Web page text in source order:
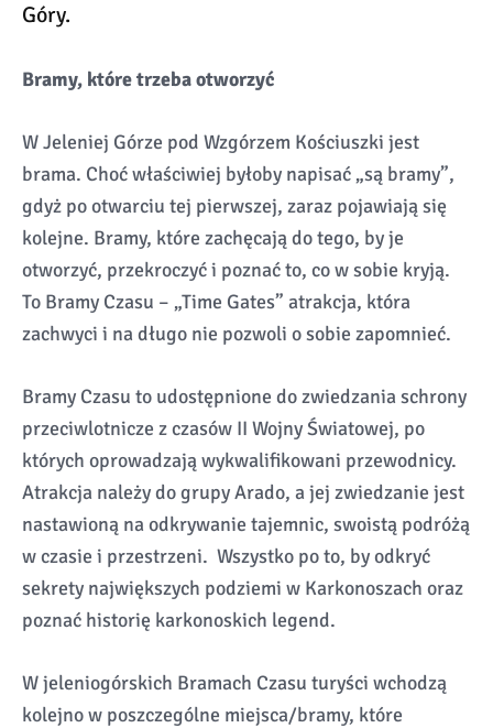
Góry.
Bramy, które trzeba otworzyć
W Jeleniej Górze pod Wzgórzem Kościuszki jest
brama. Choć właściwiej byłoby napisać „są bramy”,
gdyż po otwarciu tej pierwszej, zaraz pojawiają się
kolejne. Bramy, które zachęcają do tego, by je
otworzyć, przekroczyć i poznać to, co w sobie kryją.
To Bramy Czasu – „Time Gates” atrakcja, która
zachwyci i na długo nie pozwoli o sobie zapomnieć.
Bramy Czasu to udostępnione do zwiedzania schrony
przeciwlotnicze z czasów II Wojny Światowej, po
których oprowadzają wykwalifikowani przewodnicy.
Atrakcja należy do grupy Arado, a jej zwiedzanie jest
nastawioną na odkrywanie tajemnic, swoistą podróżą
w czasie i przestrzeni. Wszystko po to, by odkryć
sekrety największych podziemi w Karkonoszach oraz
poznać historię karkonoskich legend.
W jeleniogórskich Bramach Czasu turyści wchodzą
kolejno w poszczególne miejsca/bramy, które